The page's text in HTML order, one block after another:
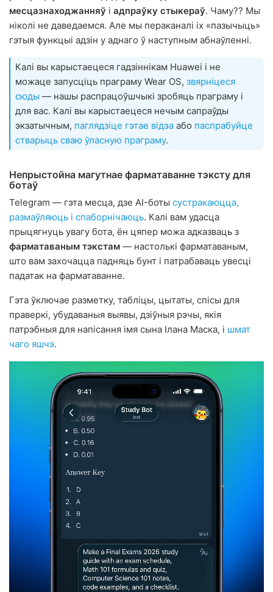
месцазнаходжанняў і адпраўку стыкераў. Чаму?? Мы
ніколі не даведаемся. Але мы пераканалі іх «пазычыць»
гэтыя функцыі адзін у аднаго ў наступным абнаўленні.
Калі вы карыстаецеся гадзіннікам Huawei і не
можаце запусціць праграму Wear OS, звярніцеся
сюды — нашы распрацоўшчыкі зробяць праграму і
для вас. Калі вы карыстаецеся нечым сапраўды
экзатычным, паглядзіце гэтае відэа або паспрабуйце
стварыць сваю ўласную праграму.
Непрыстойна магутнае фарматаванне тэксту для
ботаў
Telegram — гэта месца, дзе AI-боты сустракаюцца,
размаўляюць і спаборнічаюць. Калі вам удасца
прыцягнуць увагу бота, ён цяпер можа адказваць з
фарматаваным тэкстам — настолькі фарматаваным,
што вам захочацца падняць бунт і патрабаваць увесці
падатак на фарматаванне.
Гэта ўключае разметку, табліцы, цытаты, спісы для
праверкі, убудаваныя выявы, дзіўныя рэчы, якія
патрэбныя для напісання імя сына Ілана Маска, і шмат
чаго яшчэ.